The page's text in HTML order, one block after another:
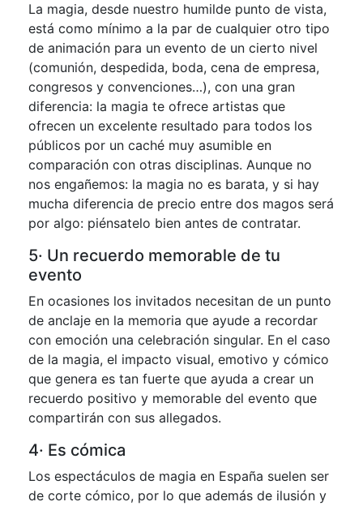
La magia, desde nuestro humilde punto de vista,
está como mínimo a la par de cualquier otro tipo
de animación para un evento de un cierto nivel
(comunión, despedida, boda, cena de empresa,
congresos y convenciones…), con una gran
diferencia: la magia te ofrece artistas que
ofrecen un excelente resultado para todos los
públicos por un caché muy asumible en
comparación con otras disciplinas. Aunque no
nos engañemos: la magia no es barata, y si hay
mucha diferencia de precio entre dos magos será
por algo: piénsatelo bien antes de contratar.
5· Un recuerdo memorable de tu
evento
En ocasiones los invitados necesitan de un punto
de anclaje en la memoria que ayude a recordar
con emoción una celebración singular. En el caso
de la magia, el impacto visual, emotivo y cómico
que genera es tan fuerte que ayuda a crear un
recuerdo positivo y memorable del evento que
compartirán con sus allegados.
4· Es cómica
Los espectáculos de magia en España suelen ser
de corte cómico, por lo que además de ilusión y